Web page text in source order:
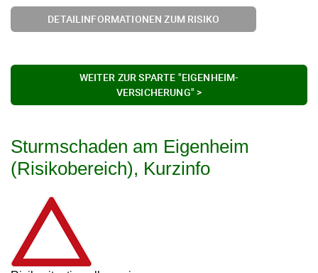
DETAILINFORMATIONEN ZUM RISIKO
WEITER ZUR SPARTE "EIGENHEIM-
VERSICHERUNG" >
Sturmschaden am Eigenheim
(Risikobereich), Kurzinfo